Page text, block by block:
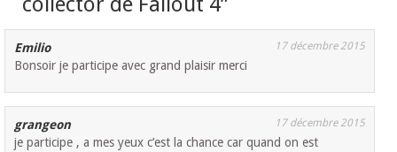
Emilio 17 décembre 2015
Bonsoir je participe avec grand plaisir merci
grangeon 17 décembre 2015
je participe , a mes yeux c’est la chance car quand on est